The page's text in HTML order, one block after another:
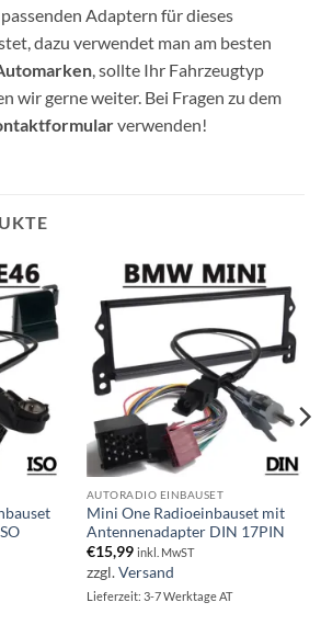
Adaptern für dieses
dazu verwendet man am besten
, sollte Ihr Fahrzeugtyp
wir gerne weiter. Bei Fragen zu dem
verwenden!
AUTORADIO EINBAUSET
Mini One Radioeinbauset mit
Antennenadapter DIN 17PIN
€15,99 inkl. MwST
zzgl.Versand
Lieferzeit: 3-7 Werktage AT